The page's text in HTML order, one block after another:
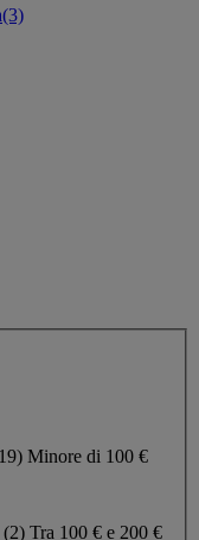
(3)
19) Minore di 100 €
(2) Tra 100 € e 200 €